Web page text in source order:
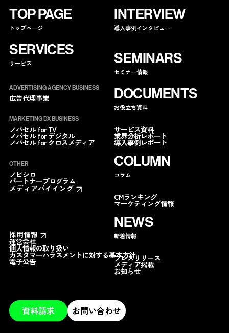
TOP PAGE
トップページ
INTERVIEW
導入事例インタビュー
COLUMN
コラム
CMランキング
マーケティング情報
SERVICES
サービス
ADVERTISING AGENCY BUSINESS
広告代理事業
MARKETING DX BUSINESS
ノバセル for TV
ノバセル for デジタル
ノバセル for クロスメディア
OTHER
ノビシロ
パートナープログラム
メディアバイイング
NEWS
新着情報
プレスリリース
メディア掲載
お知らせ
SEMINARS
セミナー情報
DOCUMENTS
お役立ち資料
サービス資料
業界分析レポート
導入事例レポート
採用情報
運営会社
個人情報の取り扱い
カスタマーハラスメントに対する基本方針
電子公告
資料請求 お問い合わせ